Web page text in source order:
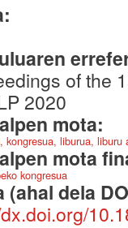
of the
2020
mota:
kongresua, liburua,
mota
kongresua
(ahal dela